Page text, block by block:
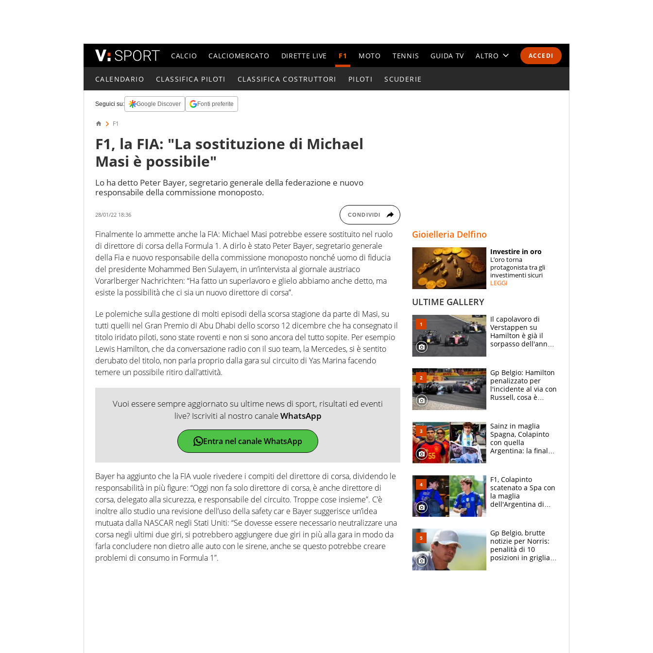
ACCEDI
CALCIO CALCIOMERCATO DIRETTE LIVE F1 MOTO TENNIS GUIDA TV ALTRO
ESPERTI
CONTATTI
CALENDARIO CLASSIFICA PILOTI CLASSIFICA COSTRUTTORI PILOTI SCUDERIE
Seguici su: Google Discover Fonti preferite
F1
F1, la FIA: "La sostituzione di Michael
Masi è possibile"
Lo ha detto Peter Bayer, segretario generale della federazione e nuovo
responsabile della commissione monoposto.
28/01/22 18:36 CONDIVIDI
Finalmente lo ammette anche la FIA: Michael Masi potrebbe essere sostituito nel ruolo
di direttore di corsa della Formula 1. A dirlo è stato Peter Bayer, segretario generale
della Fia e nuovo responsabile della commissione monoposto nonché uomo di fiducia
del presidente Mohammed Ben Sulayem, in un’intervista al giornale austriaco
Vorarlberger Nachrichten: “Ha fatto un superlavoro e glielo abbiamo anche detto, ma
esiste la possibilità che ci sia un nuovo direttore di corsa”.
Le polemiche sulla gestione di molti episodi della scorsa stagione da parte di Masi, su
tutti quelli nel Gran Premio di Abu Dhabi dello scorso 12 dicembre che ha consegnato il
titolo iridato piloti, sono state roventi e non si sono ancora del tutto sopite. Per esempio
Lewis Hamilton, che da conversazione radio con il suo team, la Mercedes, si è sentito
derubato del titolo, non parla proprio dalla gara sul circuito di Yas Marina facendo
temere un possibile ritiro dall’attività.
Vuoi essere sempre aggiornato su ultime news di sport, risultati ed eventi
live? Iscriviti al nostro canaleWhatsApp
Entra nel canale WhatsApp
Bayer ha aggiunto che la FIA vuole rivedere i compiti del direttore di corsa, dividendo le
responsabilità in più figure: “Oggi non fa solo direttore di corsa, è anche direttore di
corsa, delegato alla sicurezza, e responsabile del circuito. Troppe cose insieme”. C’è
inoltre allo studio una revisione dell’uso della safety car e Bayer suggerisce un’idea
mutuata dalla NASCAR negli Stati Uniti: “Se dovesse essere necessario neutralizzare una
corsa negli ultimi due giri, si potrebbero aggiungere due giri in più alla gara in modo da
farla concludere non dietro alle auto con le sirene, anche se questo potrebbe creare
problemi di consumo in Formula 1”.
Gioielleria Delfino
Investire in oro
L’oro torna
protagonista tra gli
investimenti sicuri
LEGGI
ULTIME GALLERY
Il capolavoro di
Verstappen su
Hamilton è già il
sorpasso dell'anno:
2021
Gp Belgio: Hamilton
penalizzato per
l'incidente al via con
Russell, cosa è
Sainz in maglia
Spagna, Colapinto
con quella
Argentina: la finale
vede l'ora
F1, Colapinto
scatenato a Spa con
la maglia
dell'Argentina di
le parolacce"
Gp Belgio, brutte
notizie per Norris:
penalità di 10
posizioni in griglia,